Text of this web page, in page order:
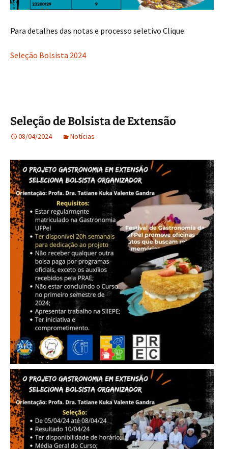
Para detalhes das notas e processo seletivo Clique:
Seleção Bolsista 2024
Seleção de Bolsista de Extensão
08/04/2024 Notícias